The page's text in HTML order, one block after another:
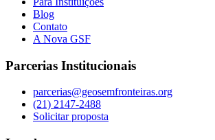
Blog
Contato
A Nova GSF
Parcerias Institucionais
parcerias@geosemfronteiras.org
(21) 2147-2488
Solicitar proposta